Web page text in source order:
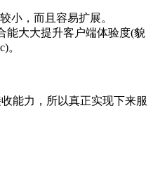
小，而且容易扩展。
能大大提升客户端体验度(貌
。
能力，所以真正实现下来服